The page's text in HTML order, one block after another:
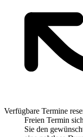
Verfügbare Termine
Freien Termin
Sie den